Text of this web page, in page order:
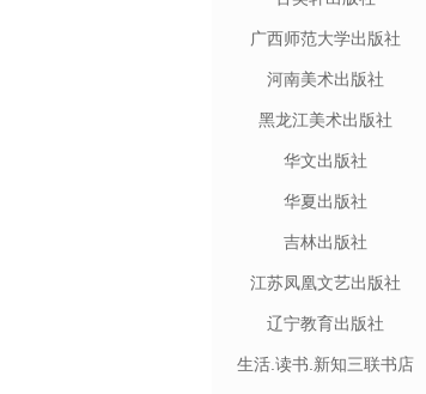
广西师范大学出版社
河南美术出版社
黑龙江美术出版社
华文出版社
华夏出版社
吉林出版社
江苏凤凰文艺出版社
辽宁教育出版社
生活.读书.新知三联书店